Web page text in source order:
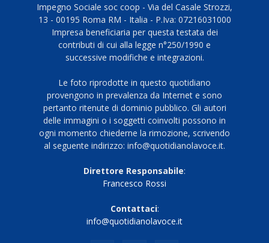
Impegno Sociale soc coop - Via del Casale Strozzi,
13 - 00195 Roma RM - Italia - P.Iva: 07216031000
Impresa beneficiaria per questa testata dei
contributi di cui alla legge n°250/1990 e
successive modifiche e integrazioni.
Le foto riprodotte in questo quotidiano
provengono in prevalenza da Internet e sono
pertanto ritenute di dominio pubblico. Gli autori
delle immagini o i soggetti coinvolti possono in
ogni momento chiederne la rimozione, scrivendo
al seguente indirizzo: info@quotidianolavoce.it.
Direttore Responsabile:
Francesco Rossi
Contattaci:
info@quotidianolavoce.it